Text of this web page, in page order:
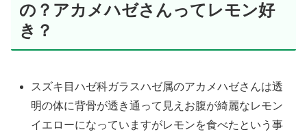
の？アカメハゼさんってレモン好
き？
スズキ目ハゼ科ガラスハゼ属のアカメハゼさんは透
明の体に背骨が透き通って見えお腹が綺麗なレモン
イエローになっていますがレモンを食べたという事